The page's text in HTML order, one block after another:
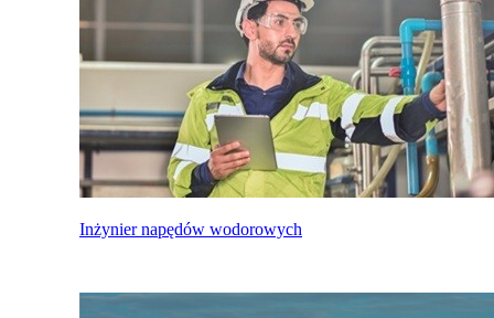
Inżynier napędów wodorowych